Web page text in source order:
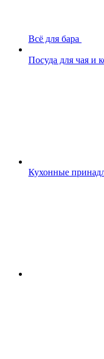
Всё для бара
Посуда для чая и
Кухонные